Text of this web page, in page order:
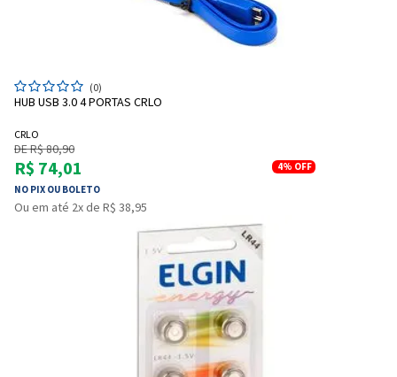
(0)
HUB USB 3.0 4 PORTAS CRLO
CRLO
DE R$ 80,90
R$ 74,01
NO PIX OU BOLETO
4% OFF
Ou em até 2x de R$ 38,95